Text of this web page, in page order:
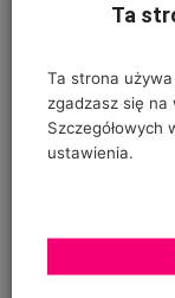
OSTATNIE
onSZKODNIKI WIĄZU I
Na szczepionym
Ta
Ta strona
zgadzasz się na
Szczegółowych
ustawienia.